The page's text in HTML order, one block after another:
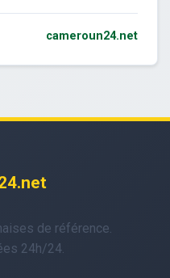
cameroun24.net
de référence.
24h/24.